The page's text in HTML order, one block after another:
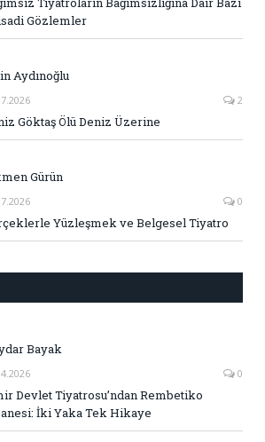
Gözlemler
Aydınoğlu
2
Göktaş Ölü Deniz Üzerine
Gürün
0
Yüzleşmek ve Belgesel Tiyatro
Bayak
0
Devlet Tiyatrosu’ndan Rembetiko
İki Yaka Tek Hikaye